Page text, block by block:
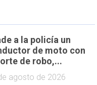
a la policía un
de moto con
de robo,...
agosto de 2026